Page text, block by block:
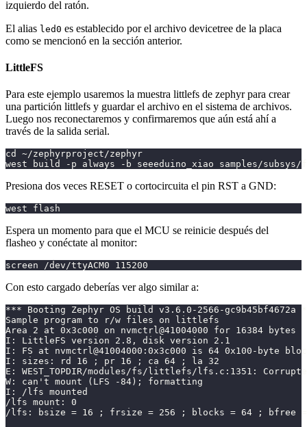
izquierdo del ratón.
El alias led0 es establecido por el archivo devicetree de la placa
como se mencionó en la sección anterior.
LittleFS
Para este ejemplo usaremos la muestra littlefs de zephyr para crear
una partición littlefs y guardar el archivo en el sistema de archivos.
Luego nos reconectaremos y confirmaremos que aún está ahí a
través de la salida serial.
cd ~/zephyrproject/zephyr
west build -p always -b seeeduino_xiao samples/subsys/
Presiona dos veces RESET o cortocircuita el pin RST a GND:
west flash
Espera un momento para que el MCU se reinicie después del
flasheo y conéctate al monitor:
screen /dev/ttyACM0 115200
Con esto cargado deberías ver algo similar a:
*** Booting Zephyr OS build v3.6.0-2566-gc9b45bf4672a
Sample program to r/w files on littlefs
Area 2 at 0x3c000 on nvmctrl@41004000 for 16384 bytes
I: LittleFS version 2.8, disk version 2.1
I: FS at nvmctrl@41004000:0x3c000 is 64 0x100-byte
I: sizes: rd 16 ; pr 16 ; ca 64 ; la 32
E: WEST_TOPDIR/modules/fs/littlefs/lfs.c:1351:
W: can't mount (LFS -84); formatting
I: /lfs mounted
/lfs mount: 0
/lfs: bsize = 16 ; frsize = 256 ; blocks = 64 ; bfree =